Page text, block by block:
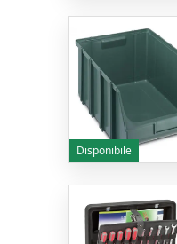
Disponibile